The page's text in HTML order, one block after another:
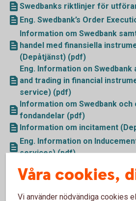
Swedbanks riktlinjer för
Eng. Swedbank’s Order
Information om Swedbank
handel med finansiella
(Depåtjänst) (pdf)
Eng. Information on Swedbank
and trading in financial
service) (pdf)
Information om Swedbank och
fondandelar (pdf)
Information om incitament
Eng. Information on
services) (pdf)
Sammanfattande information
Våra cookies,
Vi använder nödvändiga cookies